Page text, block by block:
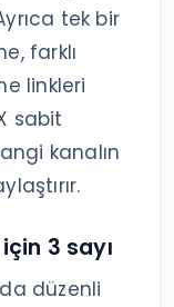
tek bir
farklı
linkleri
sabit
kanalın
3 sayı
düzenli